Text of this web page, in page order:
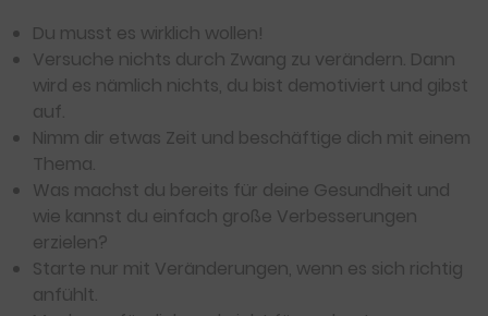
Du musst es wirklich wollen!
Versuche nichts durch Zwang zu verändern. Dann
wird es nämlich nichts, du bist demotiviert und gibst
auf.
Nimm dir etwas Zeit und beschäftige dich mit einem
Thema.
Was machst du bereits für deine Gesundheit und
wie kannst du einfach große Verbesserungen
erzielen?
Starte nur mit Veränderungen, wenn es sich richtig
anfühlt.